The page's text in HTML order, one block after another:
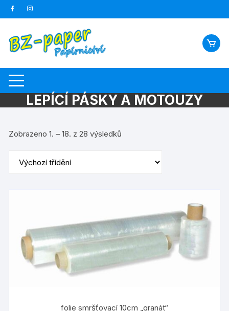
Skip
to
LEPÍCÍ PÁSKY A MOTOUZY
Zobrazeno 1. – 18. z 28 výsledků
folie smršťovací 10cm „granát“